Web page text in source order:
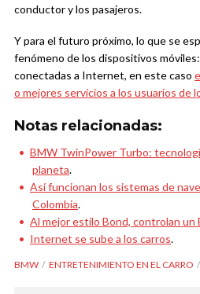
conductor y los pasajeros.
Y para el futuro próximo, lo que se
fenómeno de los dispositivos
conectadas a Internet, en este caso
o mejores servicios a los usuarios de
Notas relacionadas:
BMW TwinPower Turbo:
planeta.
Así funcionan los sistemas de
Colombia.
Al mejor estilo Bond, controlan un
Internet se sube a los carros.
BMW ENTRETENIMIENTO EN EL CARRO